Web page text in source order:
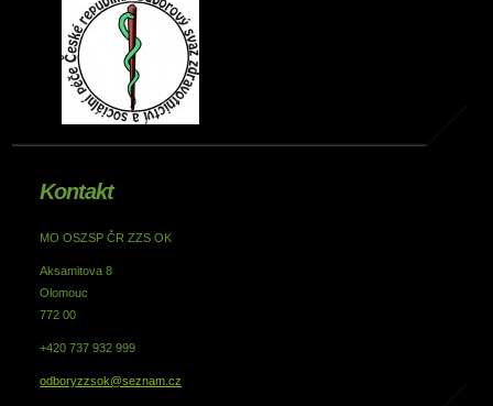
Kontakt
MO OSZSP ČR ZZS OK
Aksamitova 8
Olomouc
772 00
+420 737 932 999
odboryzzsok@seznam.cz